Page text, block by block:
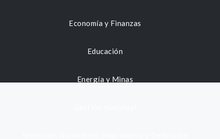
Economía y Finanzas
Educación
Energía y Minas